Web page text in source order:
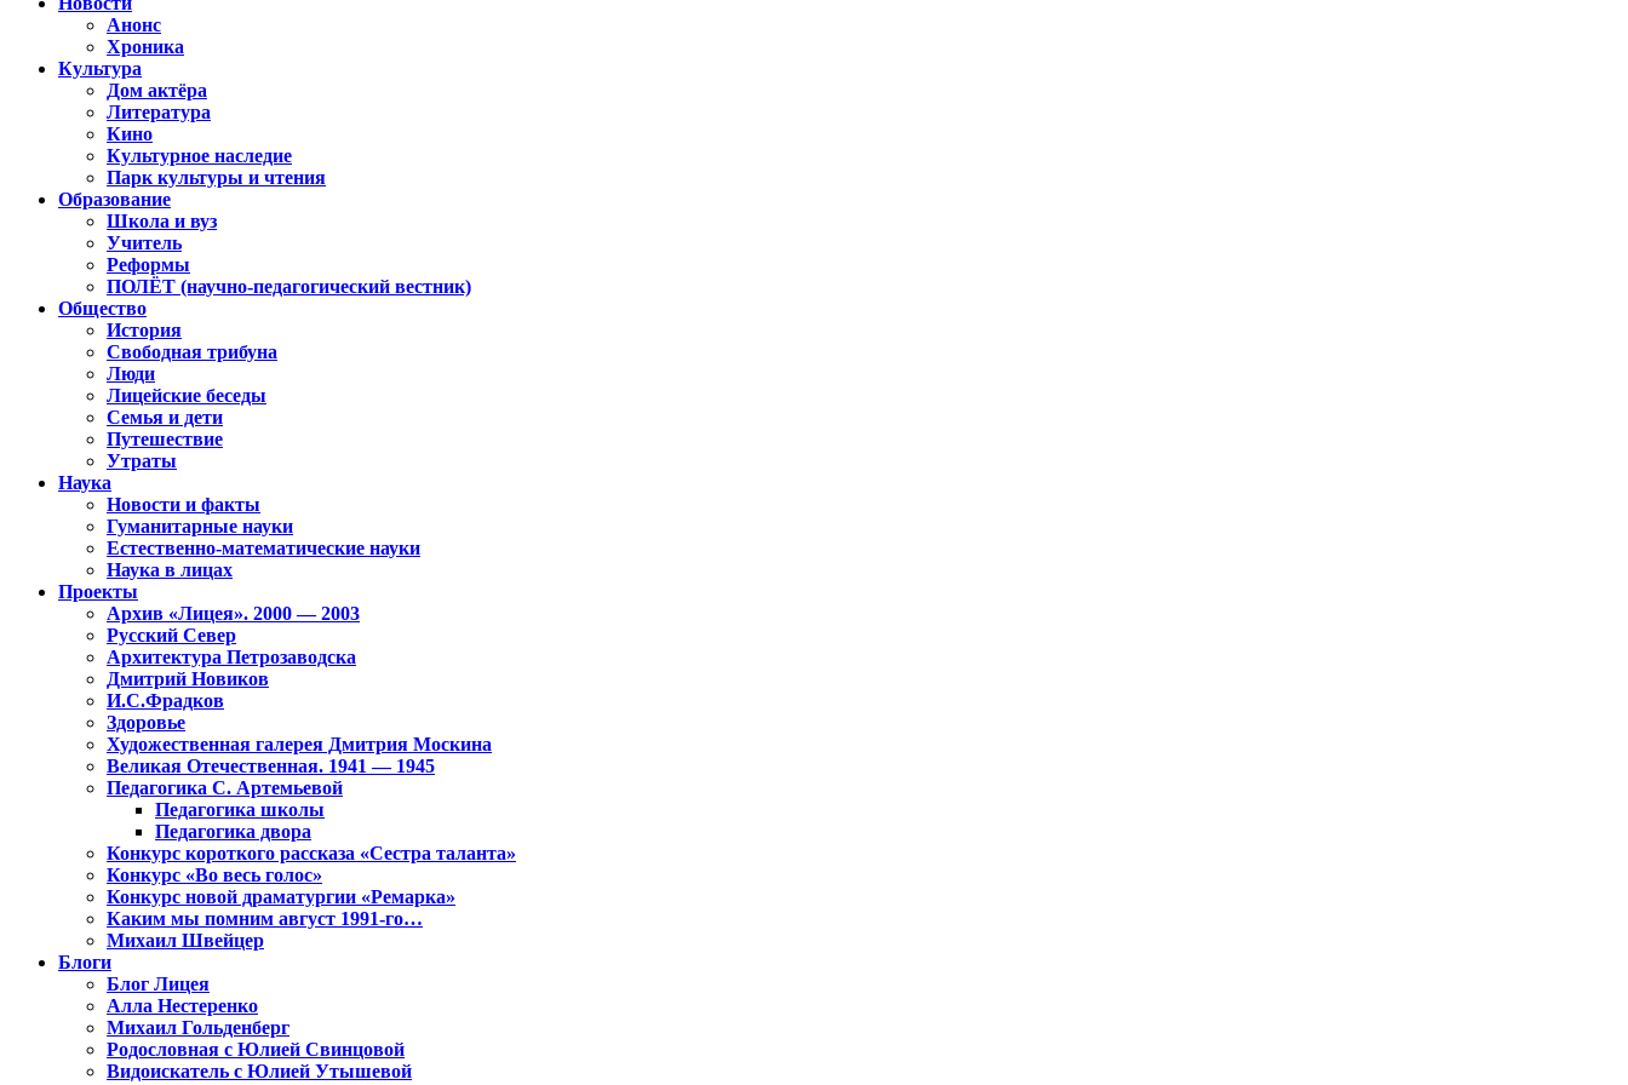
Анонс
Хроника
Культура
Дом актёра
Литература
Кино
Культурное наследие
Парк культуры и чтения
Образование
Школа и вуз
Учитель
Реформы
ПОЛЁТ (научно-педагогический вестник)
Общество
История
Свободная трибуна
Люди
Лицейские беседы
Семья и дети
Путешествие
Утраты
Наука
Новости и факты
Гуманитарные науки
Естественно-математические науки
Наука в лицах
Проекты
Архив «Лицея». 2000 — 2003
Русский Север
Архитектура Петрозаводска
Дмитрий Новиков
И.С.Фрадков
Здоровье
Художественная галерея Дмитрия Москина
Великая Отечественная. 1941 — 1945
Педагогика С. Артемьевой
Педагогика школы
Педагогика двора
Конкурс короткого рассказа «Сестра таланта»
Конкурс «Во весь голос»
Конкурс новой драматургии «Ремарка»
Каким мы помним август 1991-го…
Михаил Швейцер
Блоги
Блог Лицея
Алла Нестеренко
Михаил Гольденберг
Родословная с Юлией Свинцовой
Видоискатель с Юлией Утышевой